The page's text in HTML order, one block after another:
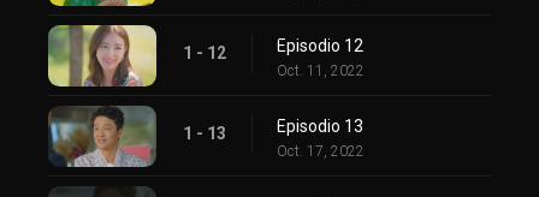
1 - 12 Episodio 12
Oct. 11, 2022
1 - 13 Episodio 13
Oct. 17, 2022